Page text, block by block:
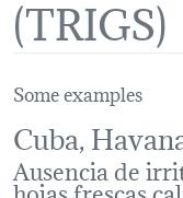
(TRIGS)
Some examples
Cuba,
Ausencia de